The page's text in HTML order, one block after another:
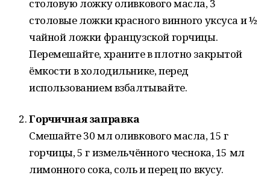
столовую ложку оливкового масла, 3
столовые ложки красного винного уксуса и ½
чайной ложки французской горчицы.
Перемешайте, храните в плотно закрытой
ёмкости в холодильнике, перед
использованием взбалтывайте.
Горчичная заправка
Смешайте 30 мл оливкового масла, 15 г
горчицы, 5 г измельчённого чеснока, 15 мл
лимонного сока, соль и перец по вкусу.